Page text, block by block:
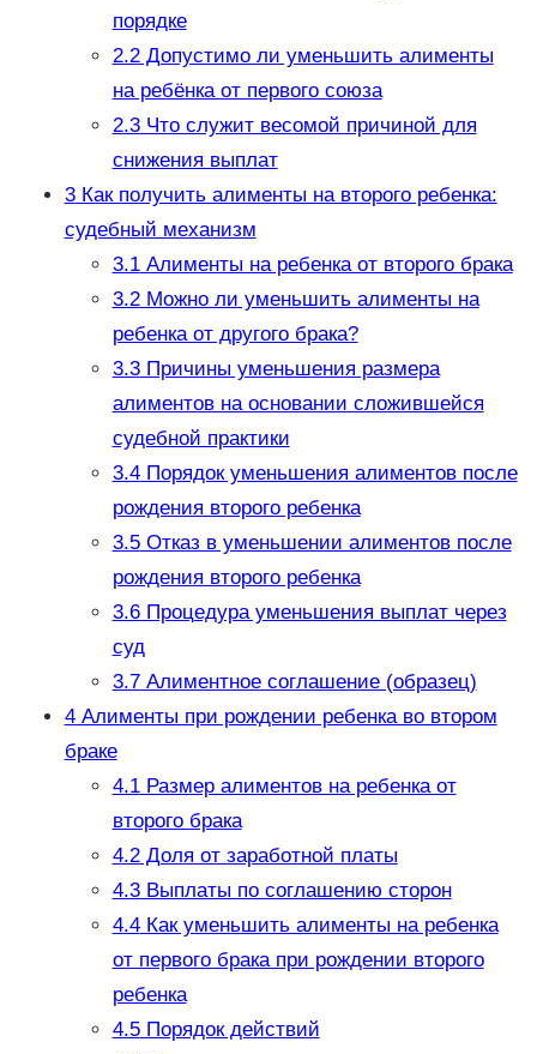
порядке
2.2Допустимо ли уменьшить алименты
на ребёнка от первого союза
2.3Что служит весомой причиной для
снижения выплат
3Как получить алименты на второго ребенка:
судебный механизм
3.1Алименты на ребенка от второго брака
3.2Можно ли уменьшить алименты на
ребенка от другого брака?
3.3Причины уменьшения размера
алиментов на основании сложившейся
судебной практики
3.4Порядок уменьшения алиментов после
рождения второго ребенка
3.5Отказ в уменьшении алиментов после
рождения второго ребенка
3.6Процедура уменьшения выплат через
суд
3.7Алиментное соглашение (образец)
4Алименты при рождении ребенка во втором
браке
4.1Размер алиментов на ребенка от
второго брака
4.2Доля от заработной платы
4.3Выплаты по соглашению сторон
4.4Как уменьшить алименты на ребенка
от первого брака при рождении второго
ребенка
4.5Порядок действий